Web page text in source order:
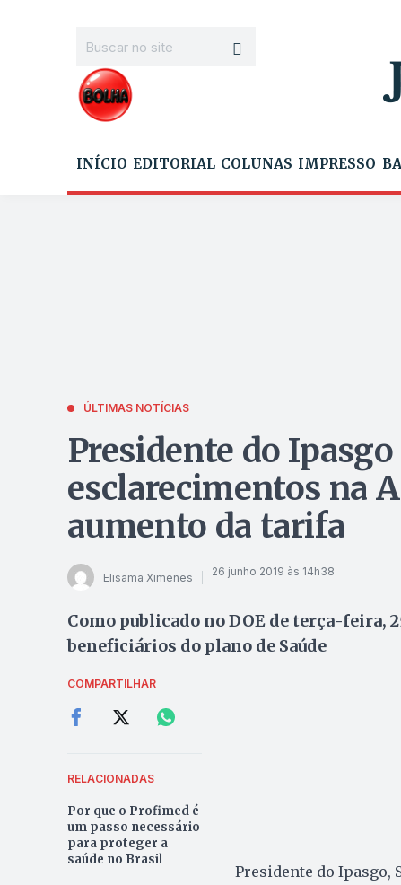
INÍCIO EDITORIAL COLUNAS IMPRESSO
ÚLTIMAS NOTÍCIAS
Presidente do
esclarecimentos na
aumento da tarifa
Elisama Ximenes 26 junho 2019 às 14h38
Como publicado no DOE de terça-feira,
beneficiários do plano de Saúde
COMPARTILHAR
RELACIONADAS
Por que o Profimed é
um passo necessário
para proteger a
saúde no Brasil
Presidente do Ipasgo,